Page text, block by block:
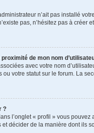
n’ait pas installé
pas, n’hésitez pas à
de mon nom
avec votre nom
votre statut sur le forum. La
?
l’onglet « profil » vous
décider de la manière dont ils